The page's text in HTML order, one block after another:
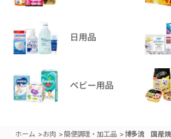
ホーム >お肉 >簡便調理・加工品 >博多流 国産焼